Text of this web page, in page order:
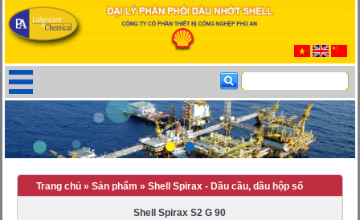
Trang chủ » Sản phẩm » Shell Spirax - Dầu cầu, dầu hộp số
Shell Spirax S2 G 90